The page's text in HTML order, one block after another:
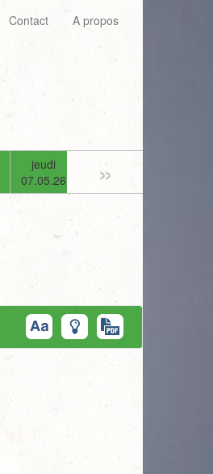
Contact A propos
jeudi
07.05.26
08.05.26
»